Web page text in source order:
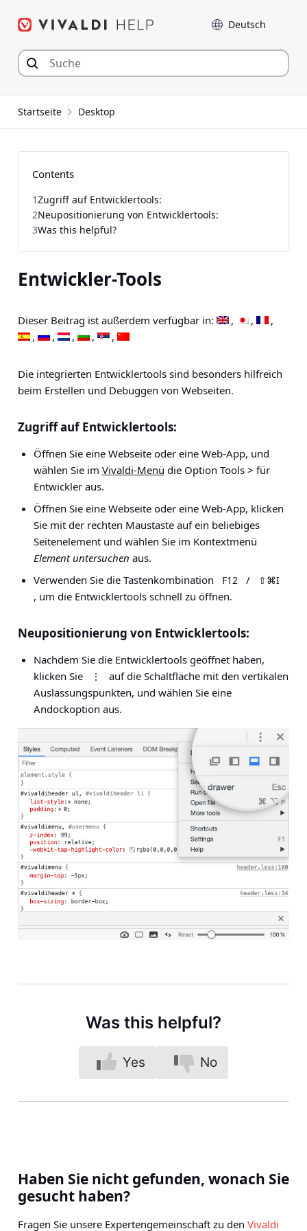
Inhalt
Sprache
Startseite Desktop
Entwickler-Tools
Dieser Beitrag ist außerdem verfügbar in:
Die integrierten Entwicklertools sind besonders hilfreich
beim Erstellen und Debuggen von Webseiten.
Zugriff auf Entwicklertools:
Öffnen Sie eine Webseite oder eine Web-App, und
wählen Sie im Vivaldi-Menü die Option Tools > für
Entwickleraus.
Öffnen Sie eine Webseite oder eine Web-App, klicken
Sie mit der rechten Maustaste auf ein beliebiges
Seitenelement und wählen Sie im Kontextmenü
Element untersuchen aus.
Verwenden Sie die Tastenkombination
F12 / ⇧⌘I
, um die Entwicklertools schnell zu öffnen.
Neupositionierung von Entwicklertools:
Nachdem Sie die Entwicklertools geöffnet haben,
klicken Sie
⋮
auf die Schaltfläche mit den vertikalen
Auslassungspunkten, und wählen Sie eine
Andockoption aus.
Was this helpful?
Yes No
Contents
1Zugriff auf Entwicklertools:
2Neupositionierung von Entwicklertools:
3Was this helpful?
Haben Sie nicht gefunden, wonach Sie
gesucht haben?
Fragen Sie unsere Expertengemeinschaft zu den Vivaldi